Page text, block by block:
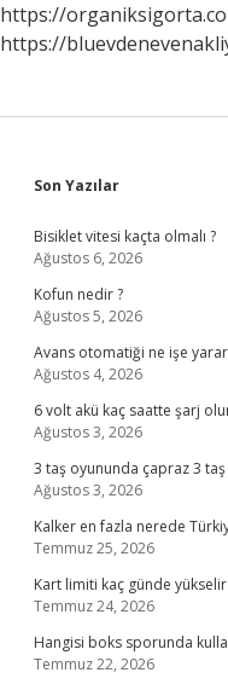
Ücreti
Çıkar
https://
https://
Sidebar
Son Yazılar
Bisiklet vitesi kaçta olmalı ?
Ağustos 6, 2026
Kofun nedir ?
Ağustos 5, 2026
Avans otomatiği ne işe
Ağustos 4, 2026
6 volt akü kaç saatte şarj
Ağustos 3, 2026
3 taş oyununda çapraz 3
Ağustos 3, 2026
Kalker en fazla nerede
Temmuz 25, 2026
Kart limiti kaç günde yükselir
Temmuz 24, 2026
Hangisi boks sporunda
Temmuz 22, 2026